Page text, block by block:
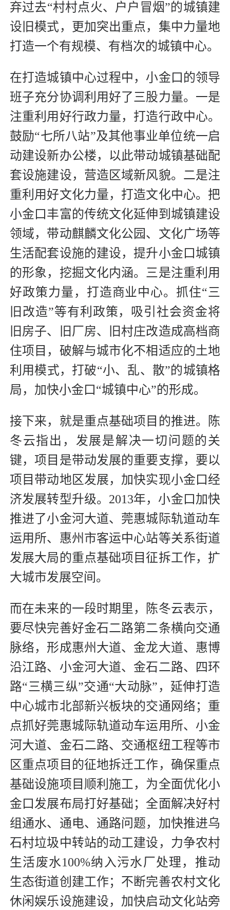
弃过去“村村点火、户户冒烟”的城镇建
设旧模式，更加突出重点，集中力量地
打造一个有规模、有档次的城镇中心。
在打造城镇中心过程中，小金口的领导
班子充分协调利用好了三股力量。一是
注重利用好行政力量，打造行政中心。
鼓励“七所八站”及其他事业单位统一启
动建设新办公楼，以此带动城镇基础配
套设施建设，营造区域新风貌。二是注
重利用好文化力量，打造文化中心。把
小金口丰富的传统文化延伸到城镇建设
领域，带动麒麟文化公园、文化广场等
生活配套设施的建设，提升小金口城镇
的形象，挖掘文化内涵。三是注重利用
好政策力量，打造商业中心。抓住“三
旧改造”等有利政策，吸引社会资金将
旧房子、旧厂房、旧村庄改造成高档商
住项目，破解与城市化不相适应的土地
利用模式，打破“小、乱、散”的城镇格
局，加快小金口“城镇中心”的形成。
接下来，就是重点基础项目的推进。陈
冬云指出，发展是解决一切问题的关
键，项目是带动发展的重要支撑，要以
项目带动地区发展，加快实现小金口经
济发展转型升级。2013年，小金口加快
推进了小金河大道、莞惠城际轨道动车
运用所、惠州市客运中心站等关系街道
发展大局的重点基础项目征拆工作，扩
大城市发展空间。
而在未来的一段时期里，陈冬云表示，
要尽快完善好金石二路第二条横向交通
脉络，形成惠州大道、金龙大道、惠博
沿江路、小金河大道、金石二路、四环
路“三横三纵”交通“大动脉”，延伸打造
中心城市北部新兴板块的交通网络；重
点抓好莞惠城际轨道动车运用所、小金
河大道、金石二路、交通枢纽工程等市
区重点项目的征地拆迁工作，确保重点
基础设施项目顺利施工，为全面优化小
金口发展布局打好基础；全面解决好村
组通水、通电、通路问题，加快推进乌
石村垃圾中转站的动工建设，力争农村
生活废水100%纳入污水厂处理，推动
生态街道创建工作；不断完善农村文化
休闲娱乐设施建设，加快启动文化站旁